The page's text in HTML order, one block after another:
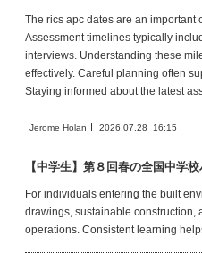
The rics apc dates are an
Assessment timelines typically
interviews. Understanding these
effectively. Careful planning often
Staying informed about the latest
Jerome Holan 2026.07.28 16:15
【中学生】第８回春の全国中学
For individuals entering the built
drawings, sustainable construction,
operations. Consistent learning